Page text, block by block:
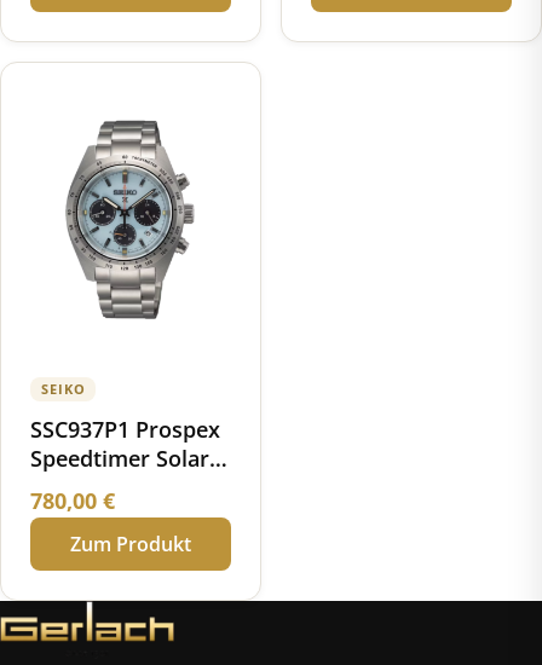
SEIKO
SSC937P1 Prospex
Speedtimer Solar
Chronograph
"European Limited
Edition 2023"
780,00 €
Zum Produkt